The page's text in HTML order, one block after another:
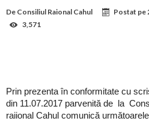
De Consiliul Raional Cahul Postat pe
3,571
Prin prezenta în conformitate cu
din 11.07.2017 parvenită de la
raiional Cahul comunică